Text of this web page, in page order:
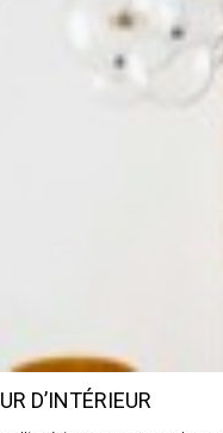
D’INTÉRIEUR